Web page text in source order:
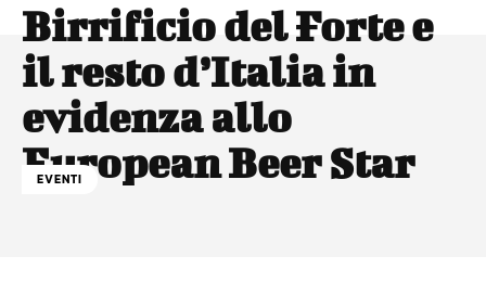
Birrificio del Forte e
il resto d’Italia in
evidenza allo
European Beer Star
EVENTI